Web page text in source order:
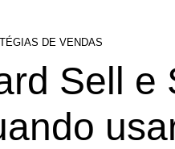
DE VENDAS
Sell e